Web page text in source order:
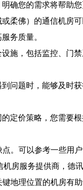
确您的需求将帮助您
柔佛）的通信机房
务质量。
施，包括监控、门
问题时，能够及时
定价策略，您需要
可以参考一些用
房服务提供商，
地理位置的机房有